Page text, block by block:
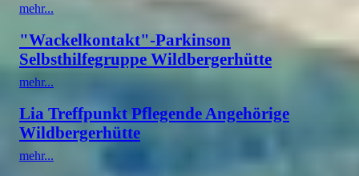
mehr...
"Wackelkontakt"-Parkinson
Selbsthilfegruppe Wildbergerhütte
mehr...
Lia Treffpunkt Pflegende Angehörige
Wildbergerhütte
mehr...